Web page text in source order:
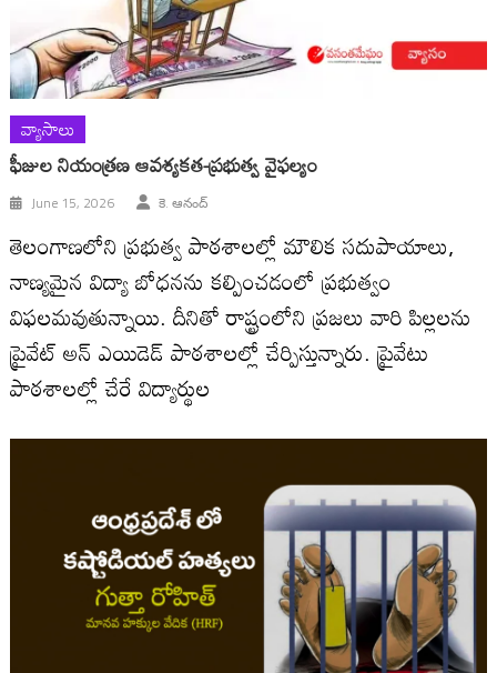
వ్యాసాలు
ఫీజుల నియంత్రణ‌ ఆవశ్యకత-ప్రభుత్వ వైఫల్యం
June 15, 2026 కె. ఆనంద్
తెలంగాణలోని ప్రభుత్వ పాఠశాలల్లో మౌలిక సదుపాయాలు,
నాణ్యమైన విద్యా బోధనను కల్పించడంలో ప్రభుత్వం
విఫలమవుతున్నాయి. దీనితో రాష్ట్రంలోని ప్రజలు వారి పిల్లలను
ప్రైవేట్ అన్ ఎయిడెడ్ పాఠశాలల్లో చేర్పిస్తున్నారు. ప్రైవేటు
పాఠశాలల్లో చేరే విద్యార్థుల